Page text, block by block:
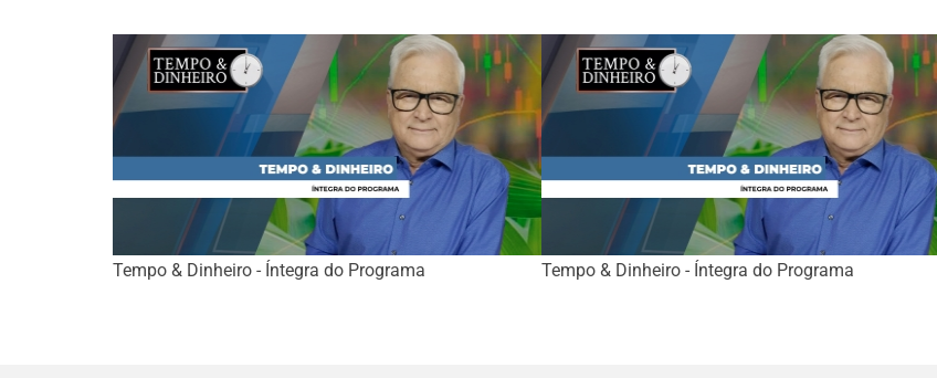
Tempo & Dinheiro - Íntegra do Programa Tempo & Dinheiro - Íntegra do Programa